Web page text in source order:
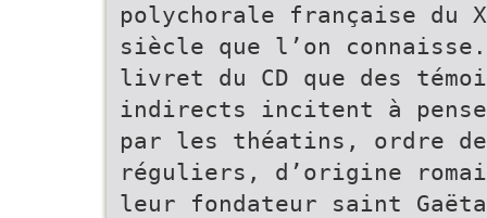
polychorale française du
siècle que l’on
livret du CD que des
indirects incitent à penser
par les théatins, ordre
réguliers, d’origine
leur fondateur saint